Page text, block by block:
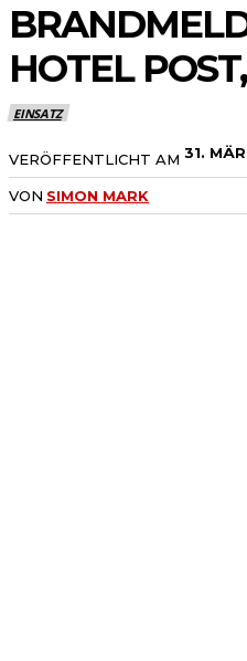
HOTEL
EINSATZ
VERÖFFENTLICHT AM 31.
VON SIMON MARK